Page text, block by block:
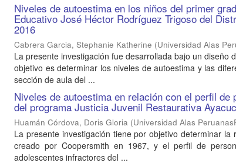
Niveles de autoestima en los niños del primer
Educativo José Héctor Rodríguez Trigoso del
2016
Cabrera Garcia, Stephanie Katherine (Universidad Alas
La presente investigación fue desarrollada bajo un diseño
objetivo es determinar los niveles de autoestima y las
sección de aula del ...
Niveles de autoestima en relación con el perfil de
del programa Justicia Juvenil Restaurativa
Huamán Córdova, Doris Gloria (Universidad Alas
La presente investigación tiene por objetivo determinar
creado por Coopersmith en 1967, y el perfil de
adolescentes infractores del ...